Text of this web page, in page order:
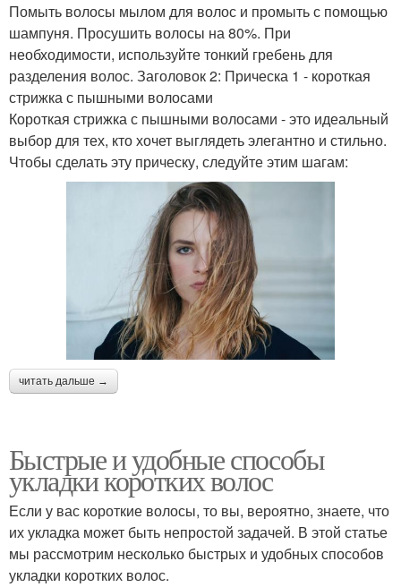
Помыть волосы мылом для волос и промыть с помощью
шампуня. Просушить волосы на 80%. При
необходимости, используйте тонкий гребень для
разделения волос. Заголовок 2: Прическа 1 - короткая
стрижка с пышными волосами
Короткая стрижка с пышными волосами - это идеальный
выбор для тех, кто хочет выглядеть элегантно и стильно.
Чтобы сделать эту прическу, следуйте этим шагам:
читать дальше →
Быстрые и удобные способы
укладки коротких волос
Если у вас короткие волосы, то вы, вероятно, знаете, что
их укладка может быть непростой задачей. В этой статье
мы рассмотрим несколько быстрых и удобных способов
укладки коротких волос.